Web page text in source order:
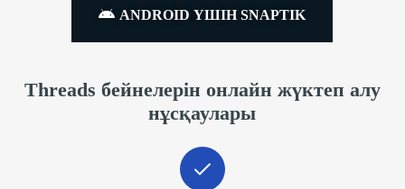
ANDROID ҮШІН SNAPTIK
Threads бейнелерін онлайн жүктеп алу
нұсқаулары